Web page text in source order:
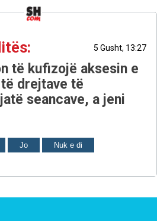
5 Gusht, 13:27
të kufizojë aksesin e
drejtave të
seancave, a jeni
Jo Nuk e di